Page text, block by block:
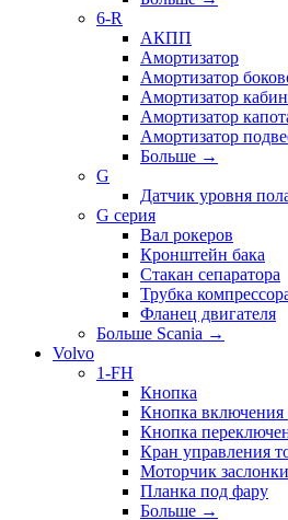
6-R
АКПП
Амортизатор
Амортизатор
Амортизатор
Амортизатор
Амортизатор
Больше →
G
Датчик уровня
G серия
Вал рокеров
Кронштейн бака
Стакан сепаратора
Трубка
Фланец двигателя
Больше Scania →
Volvo
1-FH
Кнопка
Кнопка включения
Кнопка
Кран управления
Моторчик
Планка под фару
Больше →